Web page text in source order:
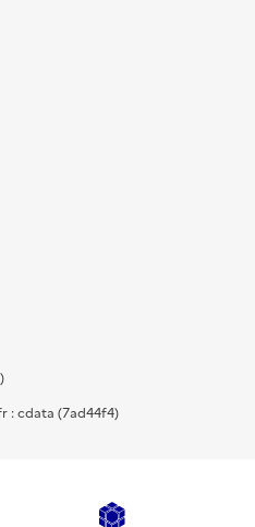
: cdata (7ad44f4)